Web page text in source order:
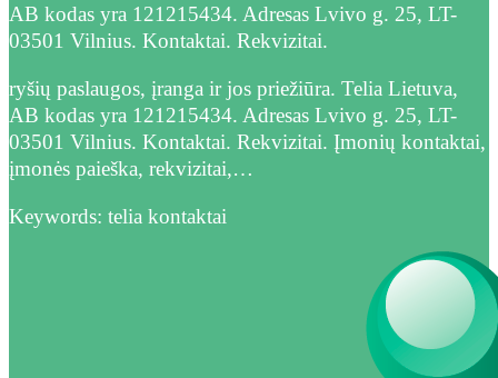
AB kodas yra 121215434. Adresas Lvivo g. 25, LT-
03501 Vilnius. Kontaktai. Rekvizitai.
ryšių paslaugos, įranga ir jos priežiūra. Telia Lietuva,
AB kodas yra 121215434. Adresas Lvivo g. 25, LT-
03501 Vilnius. Kontaktai. Rekvizitai. Įmonių kontaktai,
įmonės paieška, rekvizitai,…
Keywords: telia kontaktai